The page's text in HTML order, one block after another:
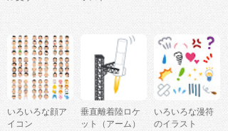
いろいろな顔ア
イコン
垂直離着陸ロケ
ット（アーム）
いろいろな漫符
のイラスト